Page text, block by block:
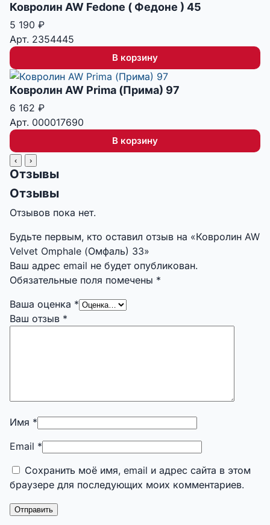
Ковролин AW Fedone ( Федоне ) 45
5 190 ₽
Арт. 2354445
В корзину
Ковролин AW Prima (Прима) 97
6 162 ₽
Арт. 000017690
В корзину
‹ ›
Отзывы
Отзывы
Отзывов пока нет.
Будьте первым, кто оставил отзыв на «Ковролин AW
Velvet Omphale (Омфаль) 33»
Ваш адрес email не будет опубликован.
Обязательные поля помечены *
Ваша оценка *
Ваш отзыв *
Имя *
Email *
Сохранить моё имя, email и адрес сайта в этом
браузере для последующих моих комментариев.